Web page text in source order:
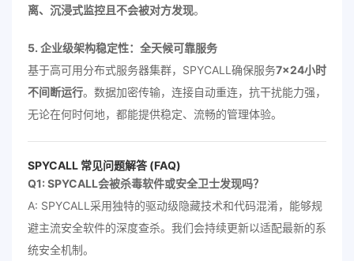
离、沉浸式监控且不会被对方发现。
5. 企业级架构稳定性：全天候可靠服务
基于高可用分布式服务器集群，SPYCALL确保服务7×24小时
不间断运行。数据加密传输，连接自动重连，抗干扰能力强，
无论在何时何地，都能提供稳定、流畅的管理体验。
SPYCALL 常见问题解答 (FAQ)
Q1: SPYCALL会被杀毒软件或安全卫士发现吗？
A: SPYCALL采用独特的驱动级隐藏技术和代码混淆，能够规
避主流安全软件的深度查杀。我们会持续更新以适配最新的系
统安全机制。